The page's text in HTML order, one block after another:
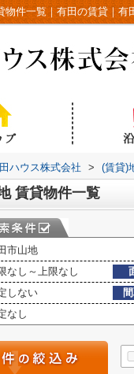
物件一覧｜有田の賃貸｜有
ハウス株式会社 > (賃貸)
賃貸物件一覧
市山地
なし～上限なし
しない
なし